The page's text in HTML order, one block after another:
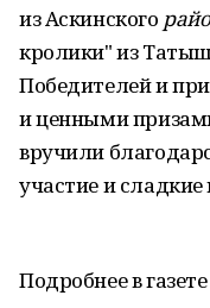
из Аскинского
кролики" из
Победителей и
и ценными
вручили
участие и сладкие
Подробнее в